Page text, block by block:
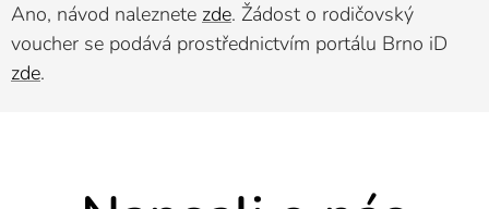
Ano, návod naleznete zde. Žádost o rodičovský
voucher se podává prostřednictvím portálu Brno iD
zde.